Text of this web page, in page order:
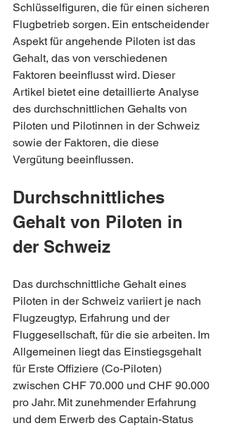
Schlüsselfiguren, die für einen sicheren
Flugbetrieb sorgen. Ein entscheidender
Aspekt für angehende Piloten ist das
Gehalt, das von verschiedenen
Faktoren beeinflusst wird. Dieser
Artikel bietet eine detaillierte Analyse
des durchschnittlichen Gehalts von
Piloten und Pilotinnen in der Schweiz
sowie der Faktoren, die diese
Vergütung beeinflussen.
Durchschnittliches
Gehalt von Piloten in
der Schweiz
Das durchschnittliche Gehalt eines
Piloten in der Schweiz variiert je nach
Flugzeugtyp, Erfahrung und der
Fluggesellschaft, für die sie arbeiten. Im
Allgemeinen liegt das Einstiegsgehalt
für Erste Offiziere (Co-Piloten)
zwischen CHF 70.000 und CHF 90.000
pro Jahr. Mit zunehmender Erfahrung
und dem Erwerb des Captain-Status